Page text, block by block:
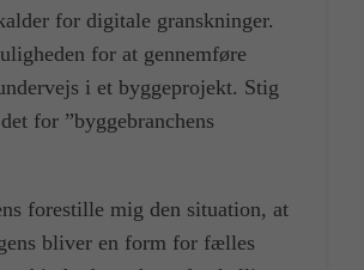
for digitale granskninger.
for at gennemføre
i et byggeprojekt. Stig
for ”byggebranchens
forestille mig den situation, at
bliver en form for fælles